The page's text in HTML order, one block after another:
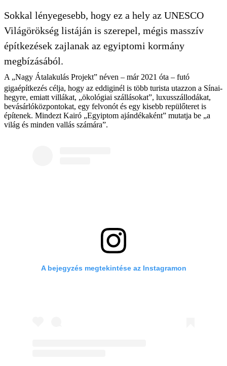
Sokkal lényegesebb, hogy ez a hely az UNESCO
Világörökség listáján is szerepel, mégis masszív
építkezések zajlanak az egyiptomi kormány
megbízásából.
A „Nagy Átalakulás Projekt” néven – már 2021 óta – futó
gigaépítkezés célja, hogy az eddiginél is több turista utazzon a Sínai-
hegyre, emiatt villákat, „ökológiai szállásokat”, luxusszállodákat,
bevásárlóközpontokat, egy felvonót és egy kisebb repülőteret is
építenek. Mindezt Kairó „Egyiptom ajándékaként” mutatja be „a
világ és minden vallás számára”.
A bejegyzés megtekintése az Instagramon